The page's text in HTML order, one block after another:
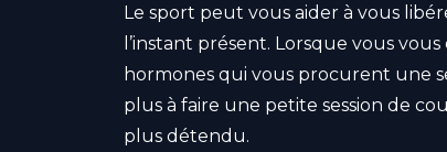
Le sport peut vous aider à vous
l’instant présent. Lorsque vous
hormones qui vous procurent une
plus à faire une petite session de
plus détendu.